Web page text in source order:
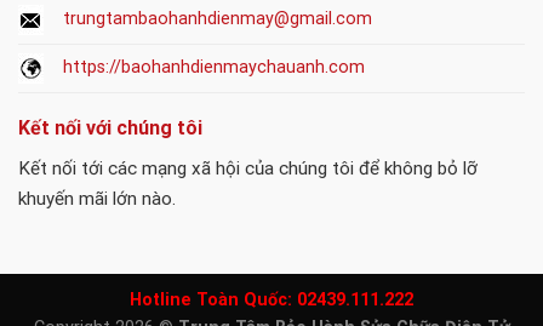
trungtambaohanhdienmay@gmail.com
https://baohanhdienmaychauanh.com
Kết nối với chúng tôi
Kết nối tới các mạng xã hội của chúng tôi để không bỏ lỡ
khuyến mãi lớn nào.
Hotline Toàn Quốc: 02439.111.222